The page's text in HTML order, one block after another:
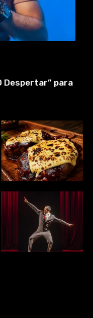
Despertar” para